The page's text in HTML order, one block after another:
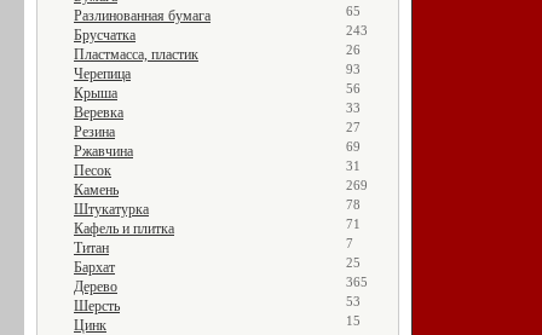
Разлинованная бумага 65
Брусчатка 243
Пластмасса, пластик 26
Черепица 93
Крыша 56
Веревка 33
Резина 27
Ржавчина 69
Песок 31
Камень 269
Штукатурка 78
Кафель и плитка 71
Титан 7
Бархат 25
Дерево 365
Шерсть 53
Цинк 15